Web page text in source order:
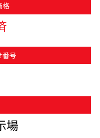
格
番号
場